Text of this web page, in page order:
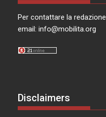
Per contattare la redazione
email:info@mobilita.org
Disclaimers